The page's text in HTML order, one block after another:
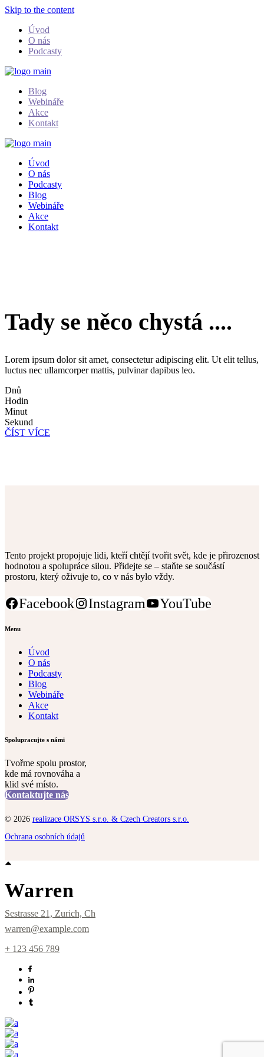
Skip to the content
Úvod
O nás
Podcasty
Blog
Webináře
Akce
Kontakt
Úvod
O nás
Podcasty
Blog
Webináře
Akce
Kontakt
Tady se něco chystá ....
Lorem ipsum dolor sit amet, consectetur adipiscing elit. Ut elit tellus,
luctus nec ullamcorper mattis, pulvinar dapibus leo.
Dnů
Hodin
Minut
Sekund
ČÍST VÍCE
Tento projekt propojuje lidi, kteří chtějí tvořit svět, kde je přirozenost
hodnotou a spolupráce silou. Přidejte se – staňte se součástí
prostoru, který oživuje to, co v nás bylo vždy.
Facebook Instagram YouTube
Menu
Úvod
O nás
Podcasty
Blog
Webináře
Akce
Kontakt
Spolupracujte s námi
Tvořme spolu prostor,
kde má rovnováha a
klid své místo.
Kontaktujte nás
© 2026 realizace ORSYS s.r.o. & Czech Creators s.r.o.
Ochrana osobních údajů
Warren
Sestrasse 21, Zurich, Ch
warren@example.com
+ 123 456 789